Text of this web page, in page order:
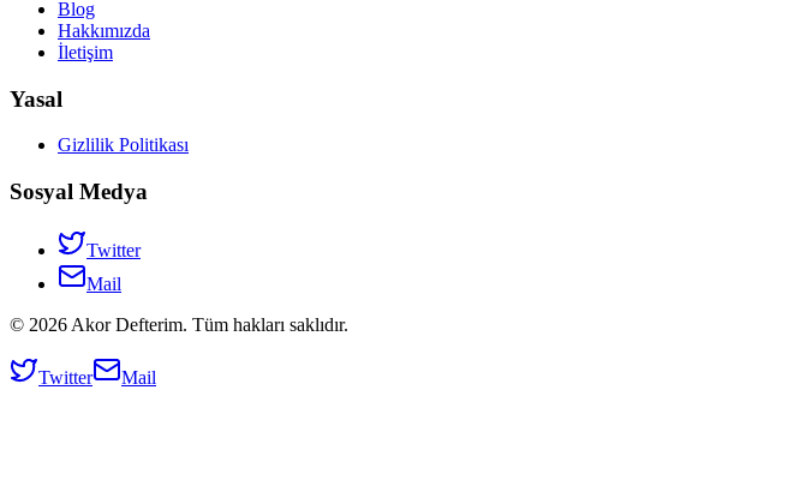
Blog
Hakkımızda
İletişim
Yasal
Gizlilik Politikası
Sosyal Medya
Twitter
Mail
© 2026 Akor Defterim. Tüm hakları saklıdır.
Twitter Mail